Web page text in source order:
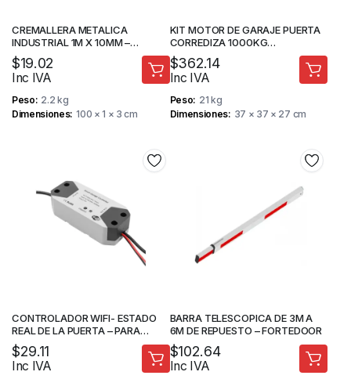
CREMALLERA METALICA
INDUSTRIAL 1M X 10MM –
FORTEDOOR
$19.02
Inc IVA
Peso 2.2 kg
Dimensiones 100 × 1 × 3 cm
KIT MOTOR DE GARAJE PUERTA
CORREDIZA 1000KG
FORTEDOOR
$362.14
Inc IVA
Peso 21 kg
Dimensiones
37 × 37 × 27 cm
CONTROLADOR WIFI- ESTADO
REAL DE LA PUERTA – PARA
MOTOR DE GARAJE – TUYA
SMART – MAADOK
$29.11
Inc IVA
BARRA TELESCOPICA DE 3M A
6M DE REPUESTO – FORTEDOOR
$102.64
Inc IVA